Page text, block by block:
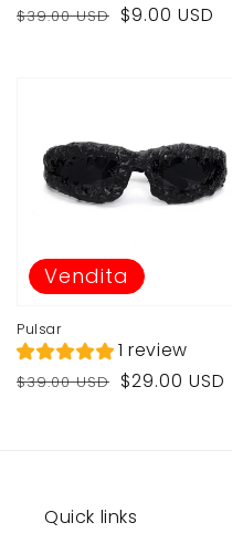
Prezzo
$39.00 USD
Prezzo
$9.00 USD
Pulsar
1 review
Prezzo
$39.00 USD
Prezzo
$29.00 USD
Vendita
Quick links